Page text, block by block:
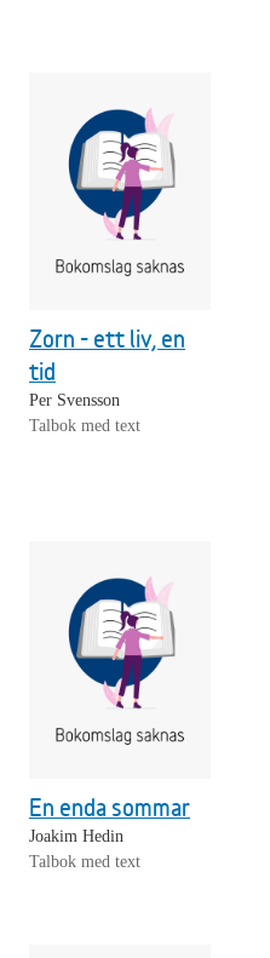
Zorn - ett liv, en
tid
Per Svensson
Talbok med text
En enda sommar
Joakim Hedin
Talbok med text